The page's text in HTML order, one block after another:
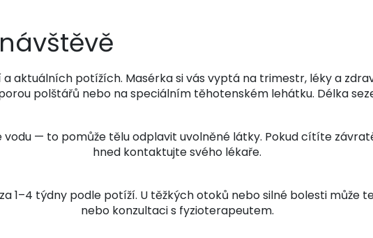
aktuálních potížích. Masérka si vás vyptá na trimestr, léky a
polštářů nebo na speciálním těhotenském lehátku. Délka
vodu — to pomůže tělu odplavit uvolněné látky. Pokud cítíte
hned kontaktujte svého lékaře.
1–4 týdny podle potíží. U těžkých otoků nebo silné bolesti
nebo konzultaci s fyzioterapeutem.